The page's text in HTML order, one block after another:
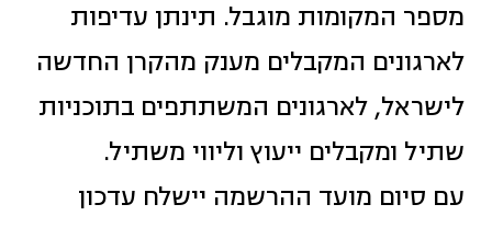
מספר המקומות מוגבל. תינתן עדיפות
לארגונים המקבלים מענק מהקרן החדשה
לישראל, לארגונים המשתתפים בתוכניות
שתיל ומקבלים ייעוץ וליווי משתיל.
עם סיום מועד ההרשמה יישלח עדכון